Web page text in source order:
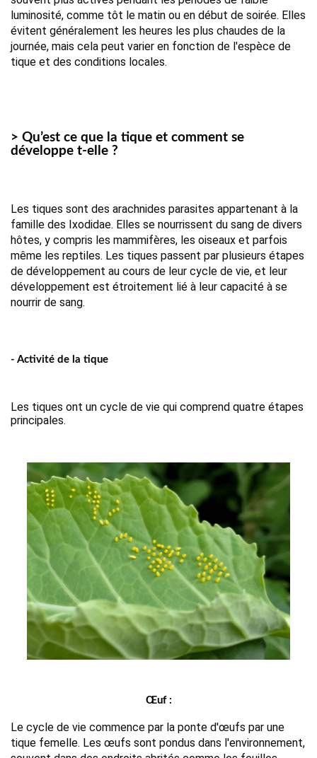
luminosité, comme tôt le matin ou en début de soirée. Elles
évitent généralement les heures les plus chaudes de la
journée, mais cela peut varier en fonction de l'espèce de
tique et des conditions locales.
> Qu’est ce que la tique et comment se
développe t-elle ?
Les tiques sont des arachnides parasites appartenant à la
famille des Ixodidae. Elles se nourrissent du sang de divers
hôtes, y compris les mammifères, les oiseaux et parfois
même les reptiles. Les tiques passent par plusieurs étapes
de développement au cours de leur cycle de vie, et leur
développement est étroitement lié à leur capacité à se
nourrir de sang.
- Activité de la tique
Les tiques ont un cycle de vie qui comprend quatre étapes
principales.
Œuf :
Le cycle de vie commence par la ponte d'œufs par une
tique femelle. Les œufs sont pondus dans l'environnement,